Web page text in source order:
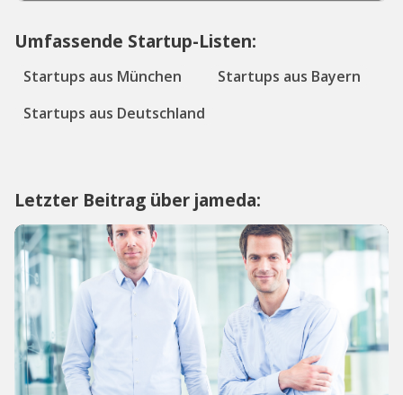
Umfassende Startup-Listen:
Startups aus München
Startups aus Bayern
Startups aus Deutschland
Letzter Beitrag über jameda: